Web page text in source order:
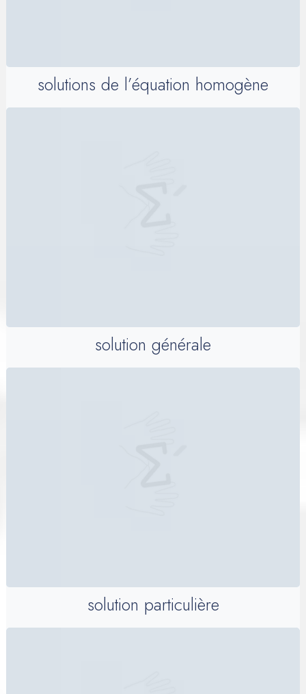
solutions de l’équation homogène
solution générale
solution particulière